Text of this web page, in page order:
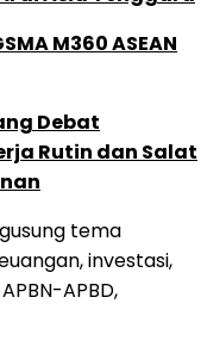
M360 ASEAN
Debat
Rutin dan Salat
tema
investasi,
APBD,